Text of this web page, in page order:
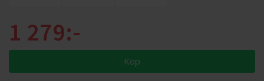
1 279:-
Köp